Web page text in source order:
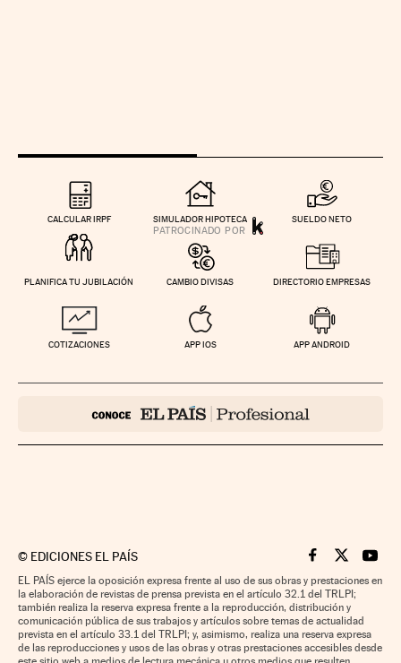
CALCULAR IRPF SIMULADOR HIPOTECA SUELDO NETO
PLANIFICA TU JUBILACIÓN CAMBIO DIVISAS DIRECTORIO EMPRESAS
COTIZACIONES APP IOS APP ANDROID
© EDICIONES EL PAÍS Cinco Días en
Cinco Días
Cinco
EL PAÍS ejerce la oposición expresa frente al uso de sus obras y prestaciones en
la elaboración de revistas de prensa prevista en el artículo 32.1 del TRLPI;
también realiza la reserva expresa frente a la reproducción, distribución y
comunicación pública de sus trabajos y artículos sobre temas de actualidad
prevista en el artículo 33.1 del TRLPI; y, asimismo, realiza una reserva expresa
de las reproducciones y usos de las obras y otras prestaciones accesibles desde